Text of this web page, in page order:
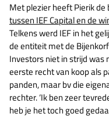
Met plezier heeft Pierik
tussen IEF Capital en de
Telkens werd IEF in het
de entiteit met de
Investors niet in strijd was
eerste recht van koop als
panden, maar bv die
rechter. ‘Ik ben zeer
heb je het toch goed